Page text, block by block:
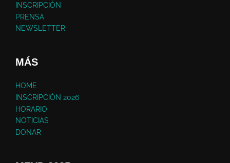
INSCRIPCIÓN
PRENSA
NEWSLETTER
MÁS
HOME
INSCRIPCIÓN 2026
HORARIO
NOTICIAS
DONAR